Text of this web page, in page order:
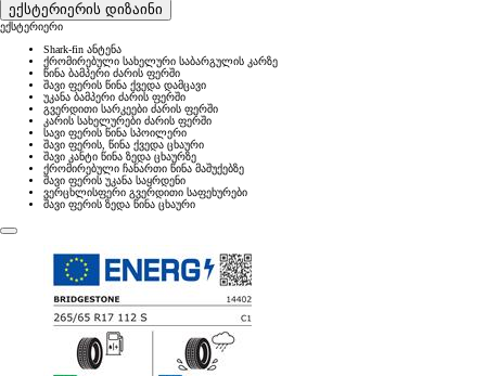
ექსტერიერის დიზაინი
ექსტერიერი
Shark-fin ანტენა
ქრომირებული სახელური საბარგულის კარზე
წინა ბამპერი ძარის ფერში
შავი ფერის წინა ქვედა დამცავი
უკანა ბამპერი ძარის ფერში
გვერდითი სარკეები ძარის ფერში
კარის სახელურები ძარის ფერში
სავი ფერის წინა სპოილერი
შავი ფერის, წინა ქვედა ცხაური
შავი კანტი წინა ზედა ცხაურზე
ქრომირებული ჩანართი წინა მაშუქებზე
შავი ფერის უკანა საყრდენი
ვერცხლისფერი გვერდითი საფეხურები
შავი ფერის ზედა წინა ცხაური